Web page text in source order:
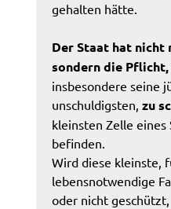
gehalten hätte.
Der Staat hat nicht
sondern die Pflicht,
insbesondere seine
unschuldigsten,zu
kleinsten Zelle eines
befinden.
Wird diese kleinste,
lebensnotwendige
oder nicht geschützt,